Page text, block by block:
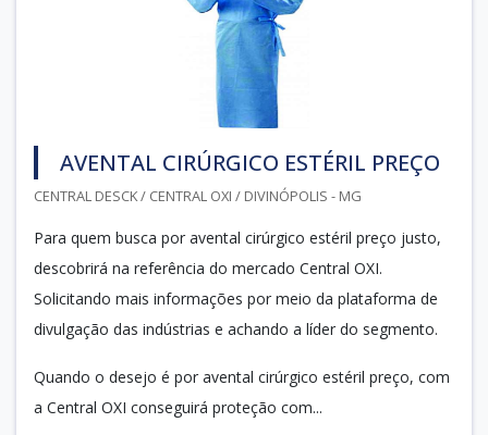
AVENTAL CIRÚRGICO ESTÉRIL PREÇO
CENTRAL DESCK / CENTRAL OXI / DIVINÓPOLIS - MG
Para quem busca por avental cirúrgico estéril preço justo,
descobrirá na referência do mercado Central OXI.
Solicitando mais informações por meio da plataforma de
divulgação das indústrias e achando a líder do segmento.
Quando o desejo é por avental cirúrgico estéril preço, com
a Central OXI conseguirá proteção com...